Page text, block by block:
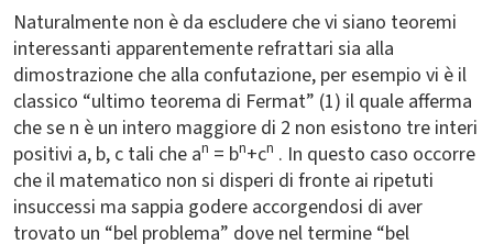
Naturalmente non è da escludere che vi siano teoremi
interessanti apparentemente refrattari sia alla
dimostrazione che alla confutazione, per esempio vi è il
classico “ultimo teorema di Fermat” (1) il quale afferma
che se n è un intero maggiore di 2 non esistono tre interi
positivi a, b, c tali che an = bn+cn . In questo caso occorre
che il matematico non si disperi di fronte ai ripetuti
insuccessi ma sappia godere accorgendosi di aver
trovato un “bel problema” dove nel termine “bel